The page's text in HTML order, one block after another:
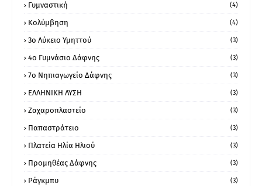
Γυμναστική (4)
Κολύμβηση (4)
3ο Λύκειο Υμηττού (3)
4ο Γυμνάσιο Δάφνης (3)
7ο Νηπιαγωγείο Δάφνης (3)
ΕΛΛΗΝΙΚΗ ΛΥΣΗ (3)
Ζαχαροπλαστείο (3)
Παπαστράτειο (3)
Πλατεία Ηλία Ηλιού (3)
Προμηθέας Δάφνης (3)
Ράγκμπυ (3)